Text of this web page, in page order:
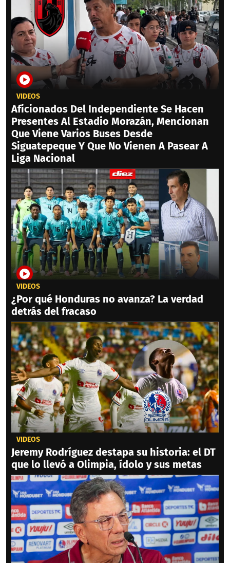
VIDEOS
Aficionados Del Independiente Se Hacen
Presentes Al Estadio Morazán, Mencionan
Que Viene Varios Buses Desde
Siguatepeque Y Que No Vienen A Pasear A
Liga Nacional
VIDEOS
¿Por qué Honduras no avanza? La verdad
detrás del fracaso
VIDEOS
Jeremy Rodríguez destapa su historia: el DT
que lo llevó a Olimpia, ídolo y sus metas